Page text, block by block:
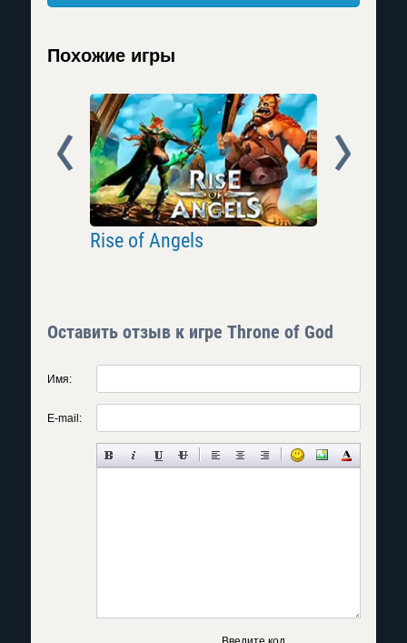
Похожие игры
Rise of Angels
Prev
Оставить отзыв к игре Throne of God
Имя:
E-mail: